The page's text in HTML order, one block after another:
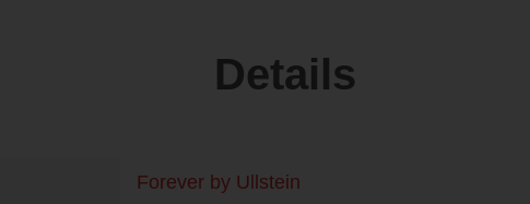
Details
Forever by Ullstein